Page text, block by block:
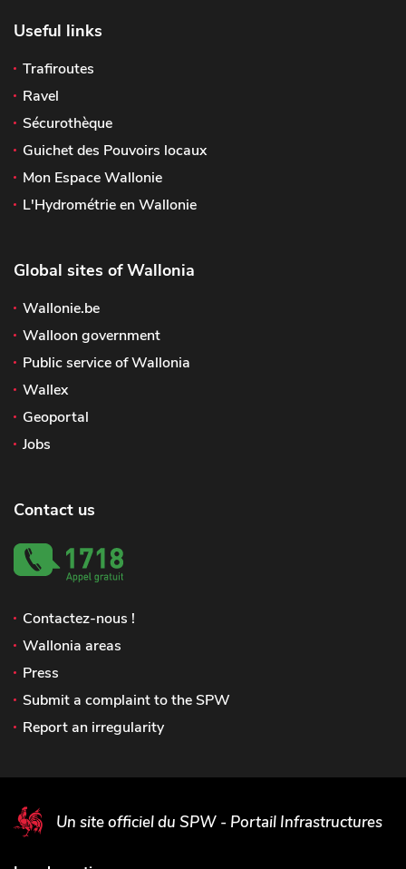
Useful links
Trafiroutes
Ravel
Sécurothèque
Guichet des Pouvoirs locaux
Mon Espace Wallonie
L'Hydrométrie en Wallonie
Global sites of Wallonia
Wallonie.be
Walloon government
Public service of Wallonia
Wallex
Geoportal
Jobs
Contact us
Contactez-nous !
Wallonia areas
Press
Submit a complaint to the SPW
Report an irregularity
Un site officiel du SPW - Portail Infrastructures